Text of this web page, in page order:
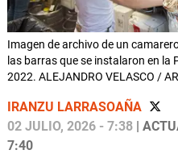
Imagen de archivo de un
las barras que se instalaron en la
2022. ALEJANDRO VELASCO /
IRANZU LARRASOAÑA
02 JULIO, 2026 - 7:38 |
7:40